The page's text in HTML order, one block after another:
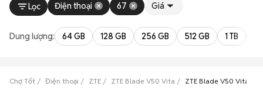
Lọc Điện thoại 67 Giá
Dung lượng: 64 GB 128 GB 256 GB 512 GB 1 TB
Chợ Tốt Điện thoại ZTE ZTE Blade V50 Vita ZTE Blade V50 Vita